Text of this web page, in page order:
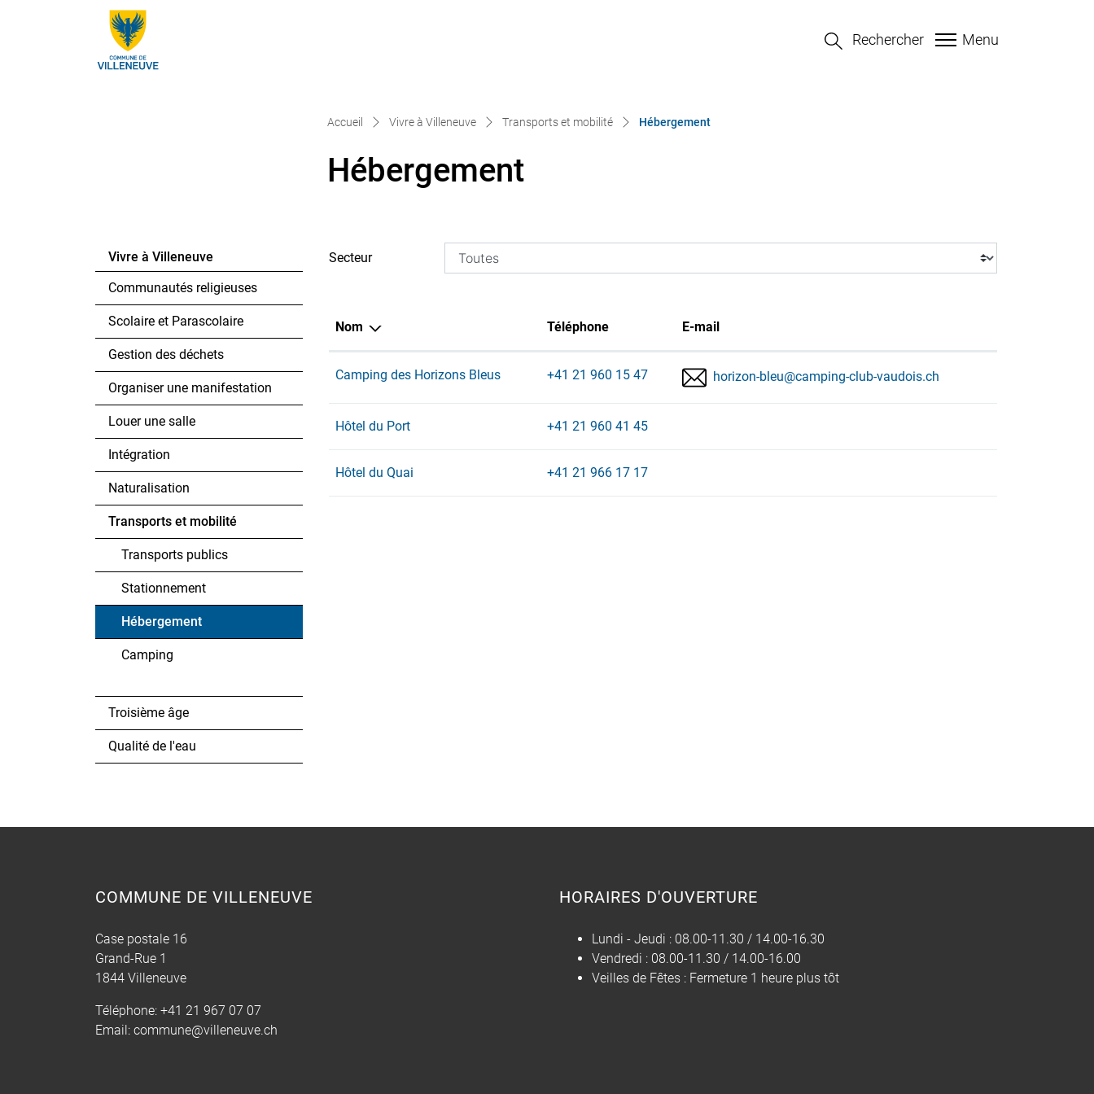
Rechercher Menu
Accueil Vivre à Villeneuve Transports et mobilité Hébergement(sélectionné)
Hébergement
Vivre à Villeneuve
Communautés religieuses
Scolaire et Parascolaire
Gestion des déchets
Organiser une manifestation
Louer une salle
Intégration
Naturalisation
Transports et mobilité
Transports publics
Stationnement
Hébergement
(sélectionné)
Camping
Troisième âge
Qualité de l'eau
Secteur
Nom Téléphone E-mail
Camping des Horizons Bleus +41 21 960 15 47 horizon-bleu@camping-club-vaudois.ch
Hôtel du Port +41 21 960 41 45
Hôtel du Quai +41 21 966 17 17
COMMUNE DE VILLENEUVE
Case postale 16
Grand-Rue 1
1844 Villeneuve
Téléphone: +41 21 967 07 07
Email: commune@villeneuve.ch
HORAIRES D'OUVERTURE
Lundi - Jeudi : 08.00-11.30 / 14.00-16.30
Vendredi : 08.00-11.30 / 14.00-16.00
Veilles de Fêtes : Fermeture 1 heure plus tôt